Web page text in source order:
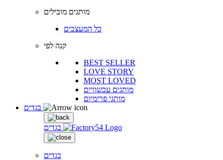
מותגים מובילים
כל המעצבים
קנה לפי
BEST SELLER
LOVE STORY
MOST LOVED
מותגים עכשוויים
מותגי פרימיום
בגדים
בגדים